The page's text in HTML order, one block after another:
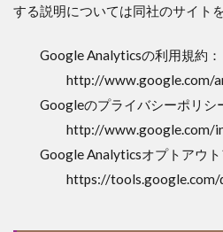
する説明については同社のサイト
Google Analyticsの利用規約：
http://www.google.com/
Googleのプライバシーポリシ
http://www.google.com/
Google Analyticsオプトアウト
https://tools.google.com/